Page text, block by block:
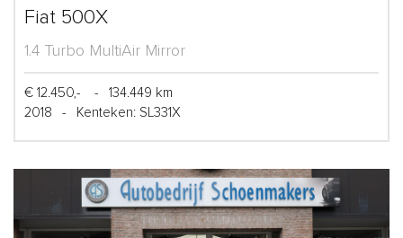
Fiat 500X
1.4 Turbo MultiAir Mirror
€ 12.450,- -
134.449 km
2018
- Kenteken: SL331X